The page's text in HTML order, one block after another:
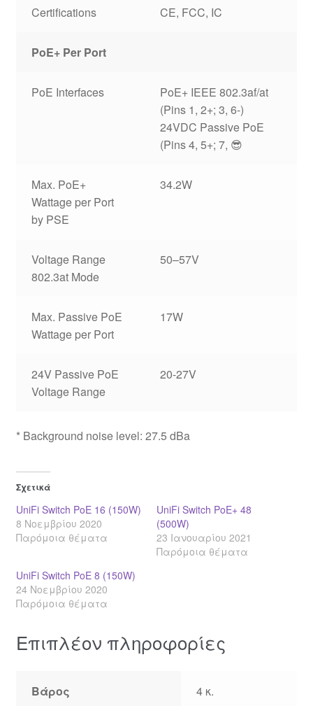
Certifications CE, FCC, IC
PoE+ Per Port
PoE Interfaces
PoE+ IEEE 802.3af/at
(Pins 1, 2+; 3, 6-)
24VDC Passive PoE
(Pins 4, 5+; 7, 😎
Max. PoE+
Wattage per Port
by PSE
34.2W
Voltage Range
802.3at Mode
50–57V
Max. Passive PoE
Wattage per Port
17W
24V Passive PoE
Voltage Range
20-27V
* Background noise level: 27.5 dBa
Σχετικά
UniFi Switch PoE 16 (150W)
8 Νοεμβρίου 2020
Παρόμοια θέματα
UniFi Switch PoE+ 48
(500W)
23 Ιανουαρίου 2021
Παρόμοια θέματα
UniFi Switch PoE 8 (150W)
24 Νοεμβρίου 2020
Παρόμοια θέματα
Επιπλέον πληροφορίες
Βάρος 4 κ.